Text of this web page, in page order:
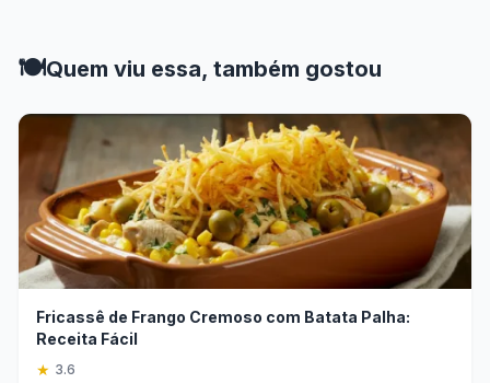
🍽️Quem viu essa, também gostou
Fricassê de Frango Cremoso com Batata Palha:
Receita Fácil
★ 3.6